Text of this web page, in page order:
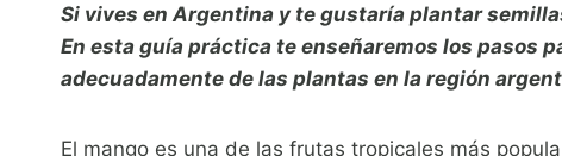
Si vives en Argentina y te gustaría plantar
En esta guía práctica te enseñaremos los pasos
adecuadamente de las plantas en la región
El mango es una de las frutas tropicales más